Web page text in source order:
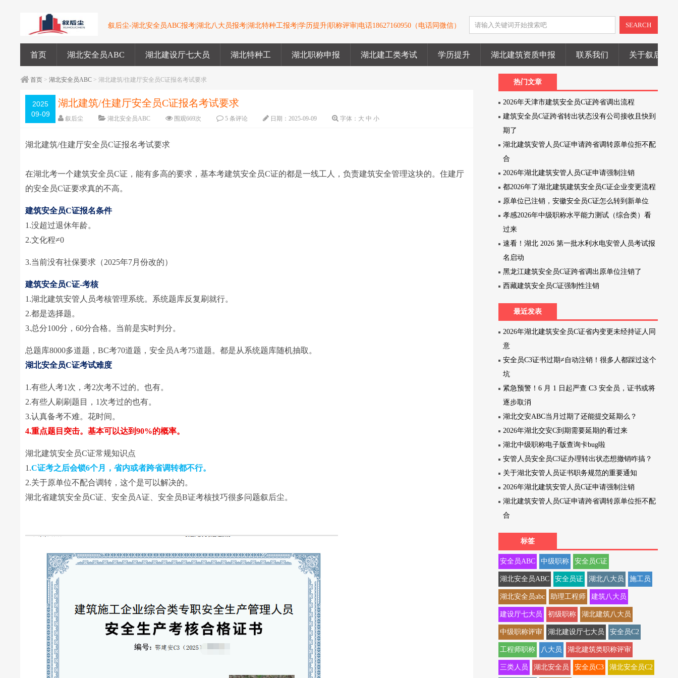
叙后尘-湖北安全员ABC报考|湖北八大员报考|湖北特种工报考|学历提升|职称评审|电话18627160950（电话同微信） SEARCH
首页 湖北安全员ABC 湖北建设厅七大员 湖北特种工 湖北职称申报 湖北建工类考试 学历提升 湖北建筑资质申报 联系我们 关于叙后尘
首页 >湖北安全员ABC > 湖北建筑/住建厅安全员C证报名考试要求
2025
09-09
湖北建筑/住建厅安全员C证报名考试要求
叙后尘 湖北安全员ABC 围观669次 5 条评论 日期：2025-09-09 字体： 大 中 小
湖北建筑/住建厅安全员C证报名考试要求
在湖北考一个建筑安全员C证，能有多高的要求，基本考建筑安全员C证的都是一线工人，负责建筑安全管理这块的。住建厅
的安全员C证要求真的不高。
建筑安全员C证报名条件
1.没超过退休年龄。
2.文化程≠0
3.当前没有社保要求（2025年7月份改的）
建筑安全员C证-考核
1.湖北建筑安管人员考核管理系统。系统题库反复刷就行。
2.都是选择题。
3.总分100分，60分合格。当前是实时判分。
总题库8000多道题，BC考70道题，安全员A考75道题。都是从系统题库随机抽取。
湖北安全员C证考试难度
1.有些人考1次，考2次考不过的。也有。
2.有些人刷刷题目，1次考过的也有。
3.认真备考不难。花时间。
4.重点题目突击。基本可以达到90%的概率。
湖北建筑安全员C证常规知识点
1.C证考之后会锁6个月，省内或者跨省调转都不行。
2.关于原单位不配合调转，这个是可以解决的。
湖北省建筑安全员C证、安全员A证、安全员B证考核技巧很多问题叙后尘。
热门文章
2026年天津市建筑安全员C证跨省调出流程
建筑安全员C证跨省转出状态没有公司接收且快到
期了
湖北建筑安管人员C证申请跨省调转原单位拒不配
合
2026年湖北建筑安管人员C证申请强制注销
都2026年了湖北建筑建筑安全员C证企业变更流程
原单位已注销，安徽安全员C证怎么转到新单位
孝感2026年中级职称水平能力测试（综合类）看
过来
速看！湖北 2026 第一批水利水电安管人员考试报
名启动
黑龙江建筑安全员C证跨省调出原单位注销了
西藏建筑安全员C证强制性注销
最近发表
2026年湖北建筑安全员C证省内变更未经持证人同
意
安全员C3证书过期≠自动注销！很多人都踩过这个
坑
紧急预警！6 月 1 日起严查 C3 安全员，证书或将
逐步取消
湖北交安ABC当月过期了还能提交延期么？
2026年湖北交安C到期需要延期的看过来
湖北中级职称电子版查询卡bug啦
安管人员安全员C3证办理转出状态想撤销咋搞？
关于湖北安管人员证书职务规范的重要通知
2026年湖北建筑安管人员C证申请强制注销
湖北建筑安管人员C证申请跨省调转原单位拒不配
合
标签
安全员ABC 中级职称 安全员C证
湖北安全员ABC 安全员证 湖北八大员 施工员
湖北安全员abc 助理工程师 建筑八大员
建设厅七大员 初级职称 湖北建筑八大员
中级职称评审 湖北建设厅七大员 安全员C2
工程师职称 八大员 湖北建筑类职称评审
三类人员 湖北安全员 安全员C3 湖北安全员C2